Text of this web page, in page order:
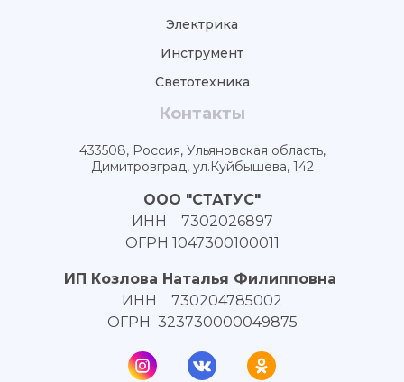
Электрика
Инструмент
Светотехника
Контакты
433508, Россия, Ульяновская область,
Димитровград, ул.Куйбышева, 142
ООО "СТАТУС"
ИНН 7302026897
ОГРН 1047300100011
ИП Козлова Наталья Филипповна
ИНН 730204785002
ОГРН 323730000049875